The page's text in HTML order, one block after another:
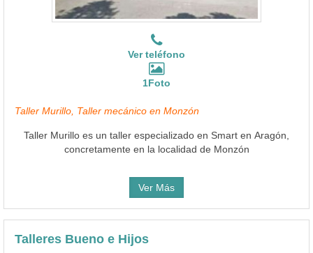
Ver teléfono
1Foto
Taller Murillo, Taller mecánico en Monzón
Taller Murillo es un taller especializado en Smart en Aragón,
concretamente en la localidad de Monzón
Ver Más
Talleres Bueno e Hijos